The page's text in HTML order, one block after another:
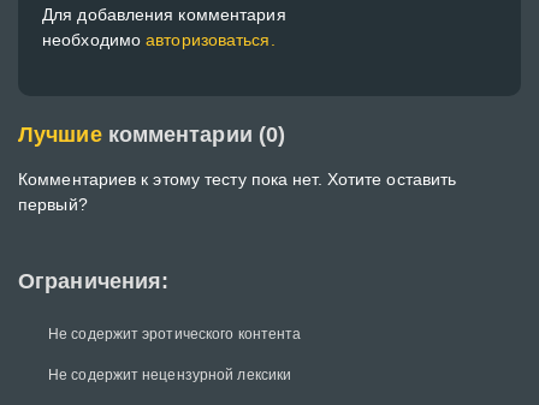
Ограничения:
Не содержит эротического контента
Не содержит нецензурной лексики
Для добавления комментария
необходимоавторизоваться.
Лучшие комментарии (0)
Комментариев к этому тесту пока нет. Хотите оставить
первый?